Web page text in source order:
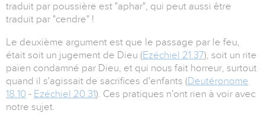
traduit par poussière est "aphar", qui peut aussi être
traduit par "cendre" !
Le deuxième argument est que le passage par le feu,
était soit un jugement de Dieu (Ezéchiel 21.37), soit un rite
païen condamné par Dieu, et qui nous fait horreur, surtout
quand il s'agissait de sacrifices d'enfants (Deutéronome
18.10 - Ezéchiel 20.31). Ces pratiques n'ont rien à voir avec
notre sujet.